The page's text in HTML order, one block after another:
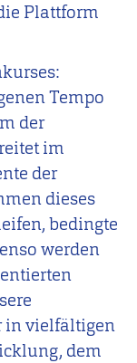
Plattform
Tempo
der
im
der
dieses
bedingte
werden
in vielfältigen
dem